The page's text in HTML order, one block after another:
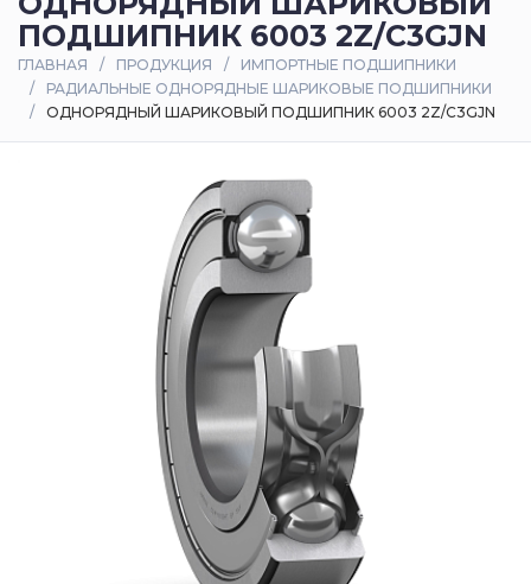
Оплата
доставка
ПОДШИПНИК 6003 2Z/C3GJN
ГЛАВНАЯ ПРОДУКЦИЯ
ИМПОРТНЫЕ ПОДШИПНИКИ
РАДИАЛЬНЫЕ ОДНОРЯДНЫЕ ШАРИКОВЫЕ ПОДШИПНИКИ
ОДНОРЯДНЫЙ ШАРИКОВЫЙ ПОДШИПНИК 6003 2Z/C3GJN